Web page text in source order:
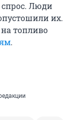
Люди
их.
топливо
.